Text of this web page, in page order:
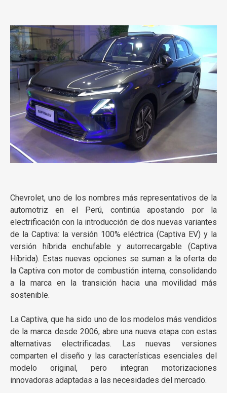
Chevrolet, uno de los nombres más representativos de la
automotriz en el Perú, continúa apostando por la
electrificación con la introducción de dos nuevas variantes
de la Captiva: la versión 100% eléctrica (Captiva EV) y la
versión híbrida enchufable y autorrecargable (Captiva
Híbrida). Estas nuevas opciones se suman a la oferta de
la Captiva con motor de combustión interna, consolidando
a la marca en la transición hacia una movilidad más
sostenible.
La Captiva, que ha sido uno de los modelos más vendidos
de la marca desde 2006, abre una nueva etapa con estas
alternativas electrificadas. Las nuevas versiones
comparten el diseño y las características esenciales del
modelo original, pero integran motorizaciones
innovadoras adaptadas a las necesidades del mercado.